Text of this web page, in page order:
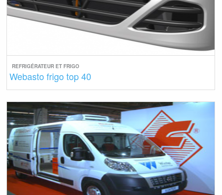
REFRIGÉRATEUR ET FRIGO
Webasto frigo top 40